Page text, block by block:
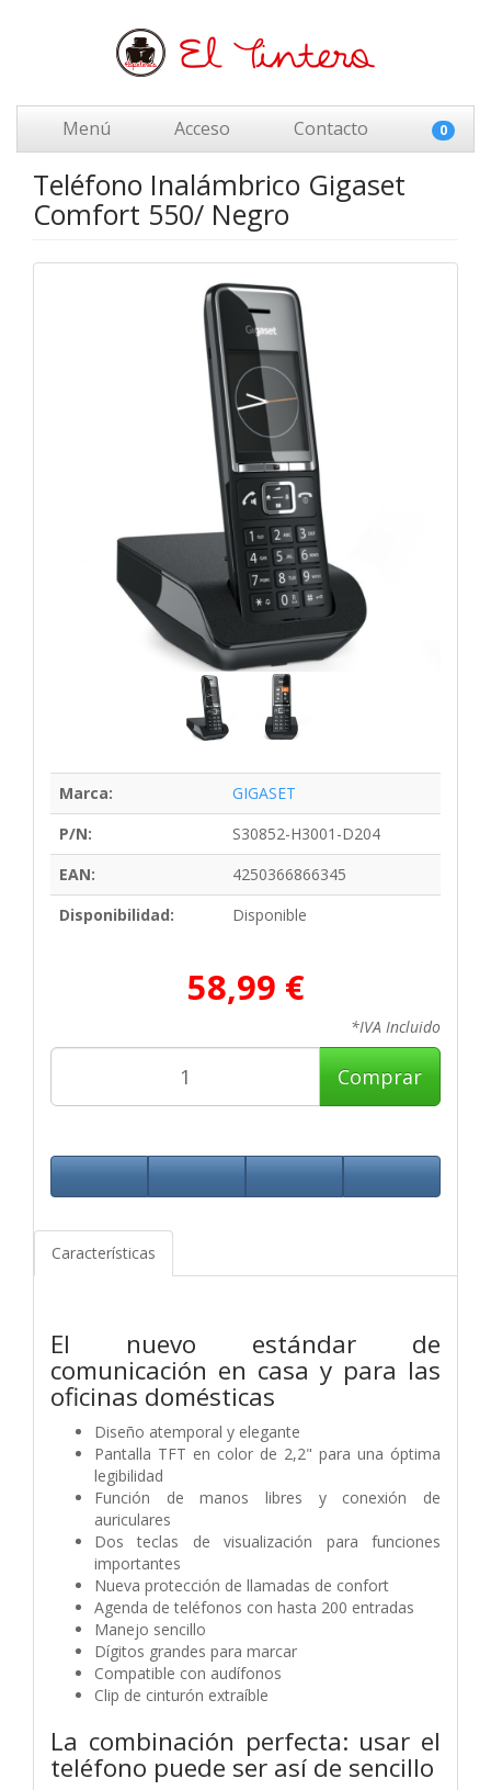
Menú Acceso Contacto 0
Teléfono Inalámbrico Gigaset
Comfort 550/ Negro
Marca:
GIGASET
P/N:
S30852-H3001-D204
EAN:
4250366866345
Disponibilidad:
Disponible
58,99 €
*IVA Incluido
Comprar
Características
El nuevo estándar de
comunicación en casa y para las
oficinas domésticas
Diseño atemporal y elegante
Pantalla TFT en color de 2,2" para una óptima
legibilidad
Función de manos libres y conexión de
auriculares
Dos teclas de visualización para funciones
importantes
Nueva protección de llamadas de confort
Agenda de teléfonos con hasta 200 entradas
Manejo sencillo
Dígitos grandes para marcar
Compatible con audífonos
Clip de cinturón extraíble
La combinación perfecta: usar el
teléfono puede ser así de sencillo